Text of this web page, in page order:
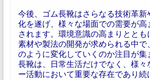
今後、ゴム長靴はさらなる技術革新
化を遂げ、様々な場面での需要が高
されます。環境意識の高まりととも
素材や製法の開発が求められる中で
のように変化していくのか注目が集
長靴は、日常生活だけでなく、様々
ー活動において重要な存在であり続